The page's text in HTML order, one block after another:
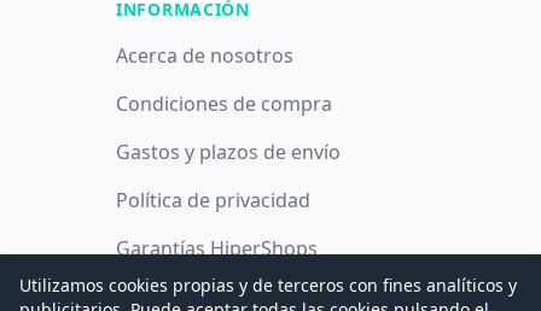
INFORMACIÓN
Acerca de nosotros
Condiciones de compra
Gastos y plazos de envío
Política de privacidad
Garantías HiperShops
Política de cookies
Utilizamos cookies propias y de terceros con fines analíticos y